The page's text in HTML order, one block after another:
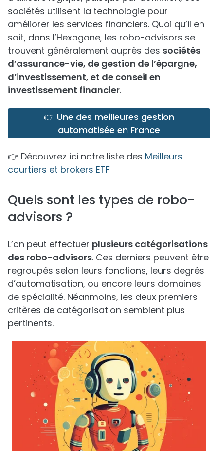
sociétés utilisent la technologie pour
améliorer les services financiers. Quoi qu’il en
soit, dans l’Hexagone, les robo-advisors se
trouvent généralement auprès des sociétés
d’assurance-vie, de gestion de l’épargne,
d’investissement, et de conseil en
investissement financier.
👉 Une des meilleures gestion
automatisée en France
👉 Découvrez ici notre liste des Meilleurs
courtiers et brokers ETF
Quels sont les types de robo-
advisors ?
L’on peut effectuer plusieurs catégorisations
des robo-advisors. Ces derniers peuvent être
regroupés selon leurs fonctions, leurs degrés
d’automatisation, ou encore leurs domaines
de spécialité. Néanmoins, les deux premiers
critères de catégorisation semblent plus
pertinents.